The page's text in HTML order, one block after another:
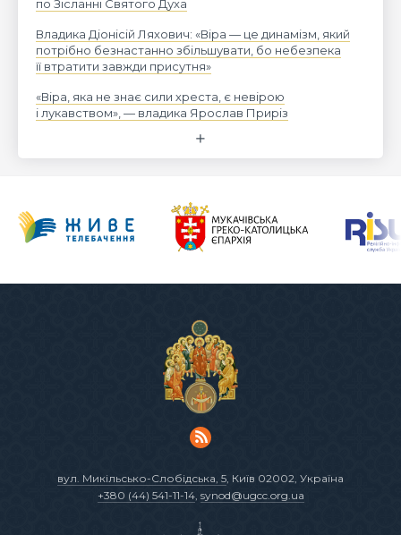
по Зісланні Святого Духа
Владика Діонісій Ляхович: «Віра — це динамізм, який
потрібно безнастанно збільшувати, бо небезпека
її втратити завжди присутня»
«Віра, яка не знає сили хреста, є невірою
і лукавством», — владика Ярослав Приріз
вул. Микільсько-Слобідська, 5 , Київ 02002, Україна
+380 (44) 541-11-14, synod@ugcc.org.ua